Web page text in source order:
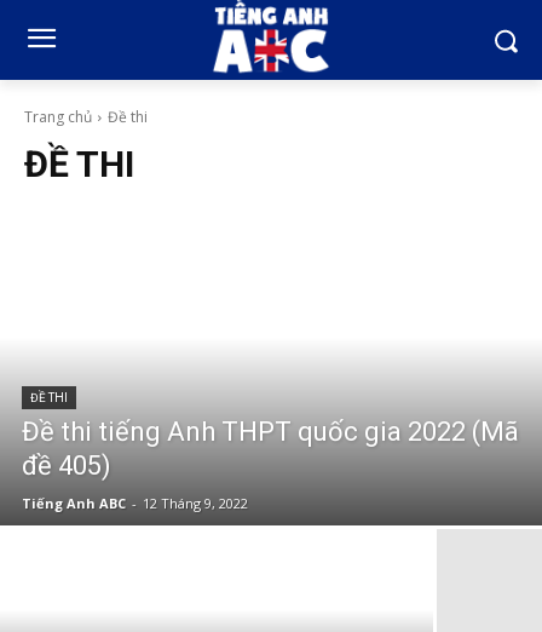
Trang chủ Đề thi
ĐỀ THI
ĐỀ THI
Đề thi tiếng Anh THPT quốc gia 2022 (Mã
đề 405)
Tiếng Anh ABC - 12 Tháng 9, 2022